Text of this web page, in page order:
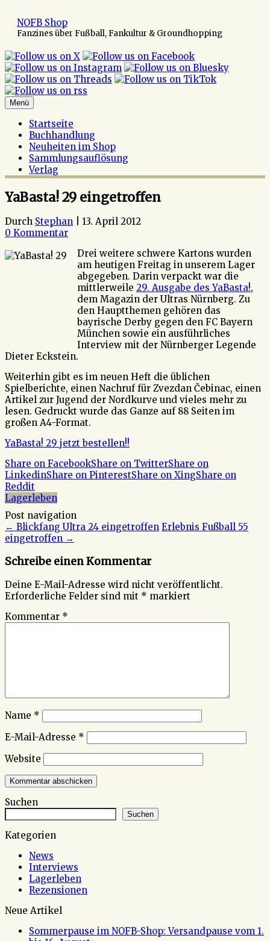
Inhalt
springen
NOFB Shop
Fanzines über Fußball, Fankultur & Groundhopping
Menü
Startseite
Buchhandlung
Neuheiten im Shop
Sammlungsauflösung
Verlag
YaBasta! 29 eingetroffen
Durch Stephan
13. April 2012
0 Kommentar
Drei weitere schwere Kartons wurden
am heutigen Freitag in unserem Lager
abgegeben. Darin verpackt war die
mittlerweile 29. Ausgabe des YaBasta!,
dem Magazin der Ultras Nürnberg. Zu
den Hauptthemen gehören das
bayrische Derby gegen den FC Bayern
München sowie ein ausführliches
Interview mit der Nürnberger Legende
Dieter Eckstein.
Weiterhin gibt es im neuen Heft die üblichen
Spielberichte, einen Nachruf für Zvezdan Čebinac, einen
Artikel zur Jugend der Nordkurve und vieles mehr zu
lesen. Gedruckt wurde das Ganze auf 88 Seiten im
großen A4-Format.
YaBasta! 29 jetzt bestellen!!
Share on FacebookShare on TwitterShare on
LinkedinShare on PinterestShare on XingShare on
Reddit
Lagerleben
Post navigation
← Blickfang Ultra 24 eingetroffen Erlebnis Fußball 55
eingetroffen →
Schreibe einen Kommentar
Deine E-Mail-Adresse wird nicht veröffentlicht.
Erforderliche Felder sind mit * markiert
Kommentar *
Name *
E-Mail-Adresse *
Website
Suchen
Suchen
Kategorien
News
Interviews
Lagerleben
Rezensionen
Neue Artikel
Sommerpause im NOFB-Shop: Versandpause vom 1.